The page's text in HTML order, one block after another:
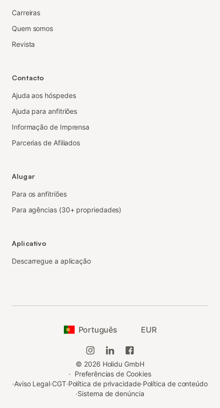
Carreiras
Quem somos
Revista
Contacto
Ajuda aos hóspedes
Ajuda para anfitriões
Informação de Imprensa
Parcerias de Afiliados
Alugar
Para os anfitriões
Para agências (30+ propriedades)
Aplicativo
Descarregue a aplicação
Português EUR
© 2026 Holidu GmbH
· Preferências de Cookies
·Aviso Legal·CGT·Política de privacidade·Política de conteúdo
·Sistema de denúncia